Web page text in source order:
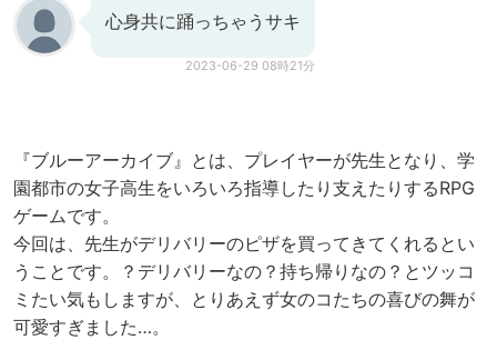
心身共に踊っちゃうサキ
2023-06-29 08時21分
『ブルーアーカイブ』とは、プレイヤーが先生となり、学
園都市の女子高生をいろいろ指導したり支えたりするRPG
ゲームです。
今回は、先生がデリバリーのピザを買ってきてくれるとい
うことです。？デリバリーなの？持ち帰りなの？とツッコ
ミたい気もしますが、とりあえず女のコたちの喜びの舞が
可愛すぎました…。